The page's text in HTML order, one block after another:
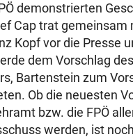
demonstrierten
Cap trat gemeinsam
Kopf vor die Presse
dem Vorschlag des
Bartenstein zum
Ob die neuesten
bzw. die FPÖ
werden, ist